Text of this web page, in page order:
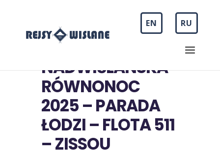
EN RU
NADWIŚLAŃSKA
RÓWNONOC
2025 – PARADA
ŁODZI – FLOTA 511
– ZISSOU